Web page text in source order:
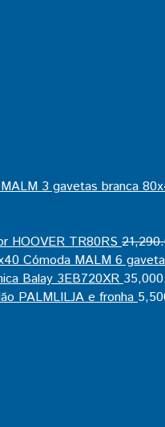
3 gavetas branca
HOOVER TR80RS
Cómoda MALM 6
Balay 3EB720XR
PALMLILJA e fronha